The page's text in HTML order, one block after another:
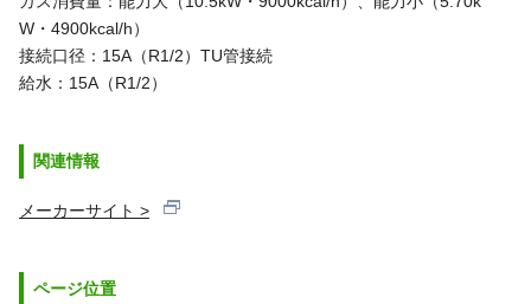
W・4900kcal/h）
接続口径：15A（R1/2）TU管接続
給水：15A（R1/2）
関連情報
メーカーサイト >
ページ位置